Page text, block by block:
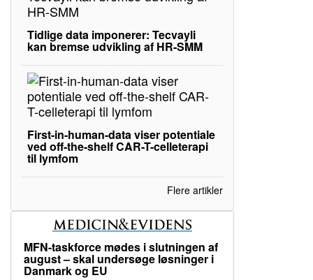
Tidlige data imponerer: Tecvayli
kan bremse udvikling af HR-SMM
First-in-human-data viser potentiale
ved off-the-shelf CAR-T-celleterapi
til lymfom
Flere artikler
MFN-taskforce mødes i slutningen af
august – skal undersøge løsninger i
Danmark og EU